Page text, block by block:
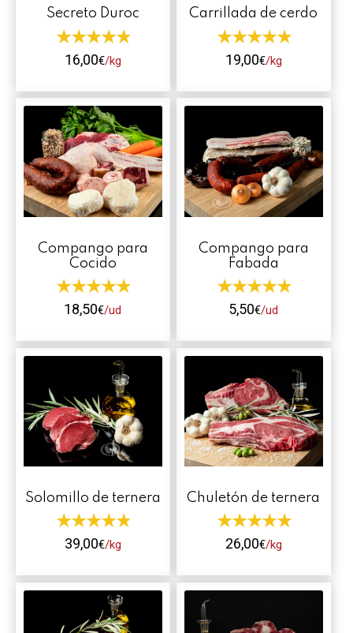
0 productos
Secreto Duroc
16,00€/kg
Este
producto
tiene
múltiples
variantes.
Las
opciones
pueden
elegir
en
la
de
producto
Carrillada de cerdo
19,00€/kg
Este
tiene
múltiples
variantes.
Las
opciones
pueden
elegir
en
la
de
producto
Compango para
Cocido
18,50€/ud
Compango para
Fabada
5,50€/ud
Solomillo de ternera
39,00€/kg
Este
producto
tiene
Chuletón de ternera
26,00€/kg
Este